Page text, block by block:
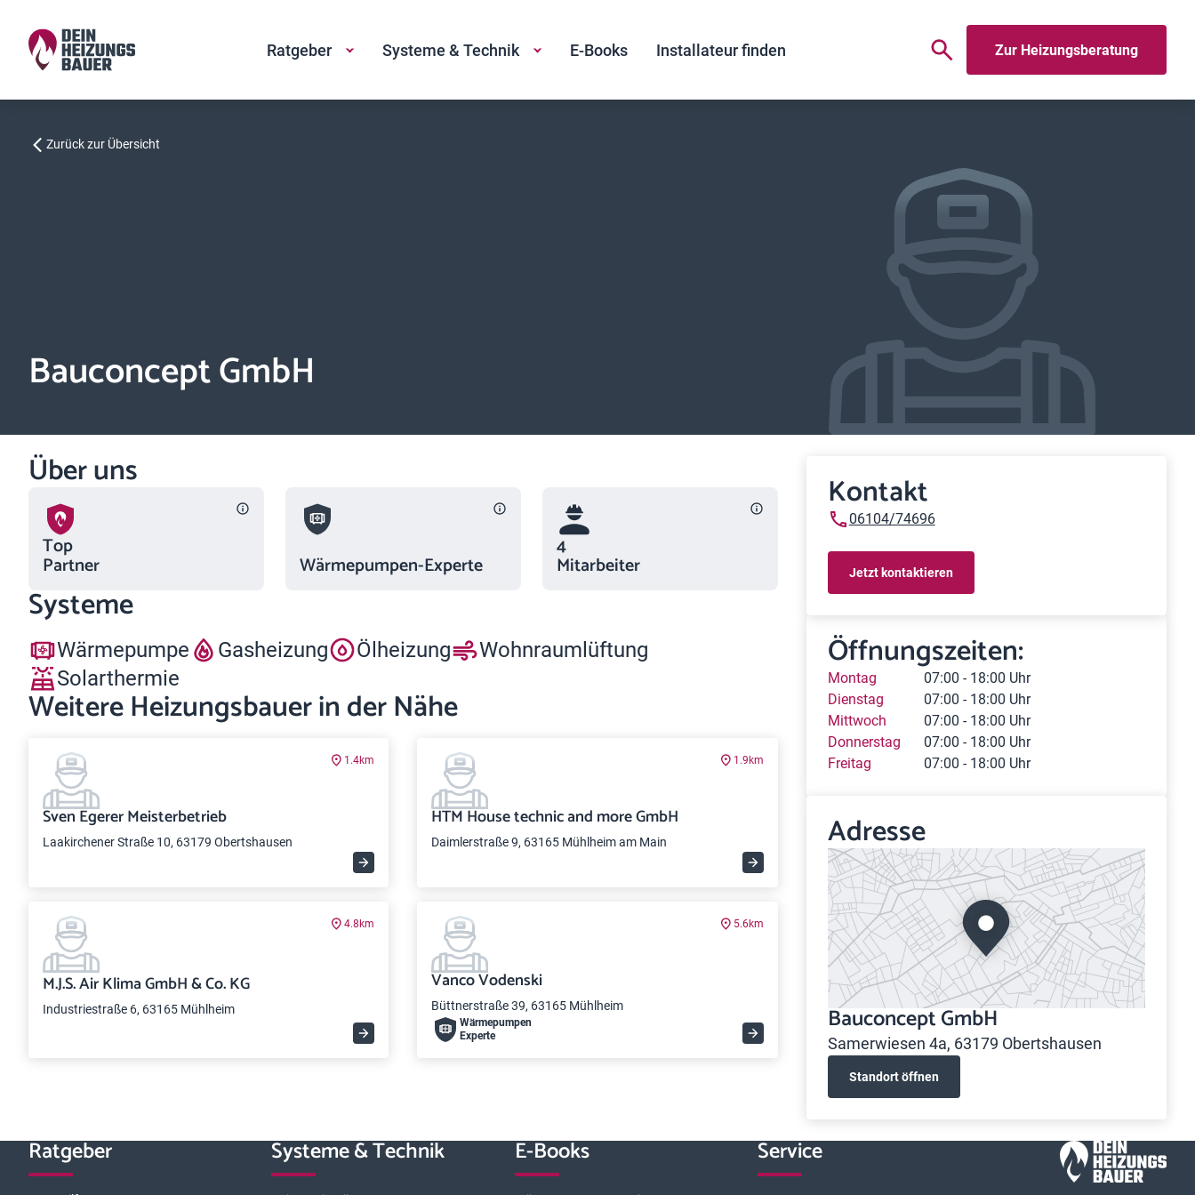
Ratgeber Systeme & Technik E-Books Installateur finden Zur Heizungsberatung
Zurück zur Übersicht
Bauconcept GmbH
Über uns
Top
Partner Wärmepumpen-Experte
4
Mitarbeiter
Systeme
Wärmepumpe Gasheizung Ölheizung
Wohnraumlüftung
Solarthermie
Weitere Heizungsbauer in der Nähe
1.4km
Sven Egerer Meisterbetrieb
Laakirchener Straße 10, 63179 Obertshausen
1.9km
HTM House technic and more GmbH
Daimlerstraße 9, 63165 Mühlheim am Main
4.8km
M.J.S. Air Klima GmbH & Co. KG
Industriestraße 6, 63165 Mühlheim
5.6km
Vanco Vodenski
Büttnerstraße 39, 63165 Mühlheim
Wärme­pumpen
Experte
Kontakt
06104/74696
Jetzt kontaktieren
Öffnungszeiten:
Montag
07:00 - 18:00 Uhr
Dienstag
07:00 - 18:00 Uhr
Mittwoch
07:00 - 18:00 Uhr
Donnerstag
07:00 - 18:00 Uhr
Freitag
07:00 - 18:00 Uhr
Adresse
Bauconcept GmbH
Samerwiesen 4a, 63179 Obertshausen
Standort öffnen
Ratgeber Systeme & Technik E-Books Service